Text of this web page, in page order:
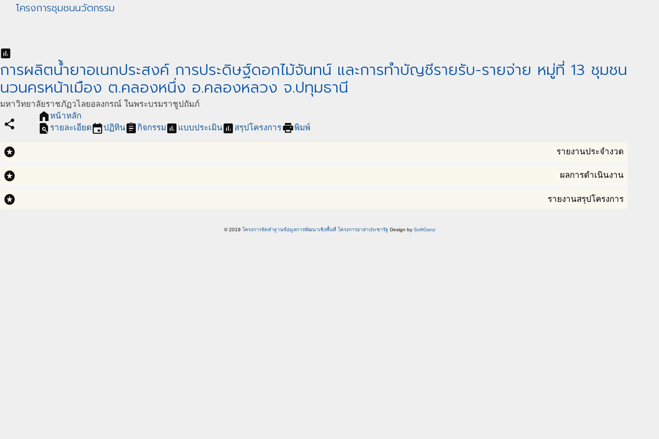
โครงการชุมชนนวัตกรรม
assessment
การผลิตนํ้ายาอเนกประสงค์ การประดิษฐ์ดอกไม้จันทน์ และการทำบัญชีรายรับ-รายจ่าย หมู่ที่ 13 ชุมชน
นวนครหน้าเมือง ต.คลองหนึ่ง อ.คลองหลวง จ.ปทุมธานี
มหาวิทยาลัยราชภัฏวไลยอลงกรณ์ ในพระบรมราชูปถัมภ์
share
home หน้าหลัก
find_in_page รายละเอียดeventปฏิทินassignmentกิจกรรมassessment แบบประเมินassessment สรุปโครงการprintพิมพ์
stars รายงานประจำงวด
stars ผลการดำเนินงาน
stars รายงานสรุปโครงการ
© 2019 โครงการจัดทำฐานข้อมูลการพัฒนาเชิงพื้นที่ โครงการอาสาประชารัฐ Design by SoftGanz